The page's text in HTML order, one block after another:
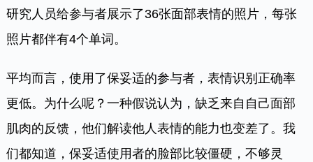
研究人员给参与者展示了36张面部表情的照片，每张
照片都伴有4个单词。
平均而言，使用了保妥适的参与者，表情识别正确率
更低。为什么呢？一种假说认为，缺乏来自自己面部
肌肉的反馈，他们解读他人表情的能力也变差了。我
们都知道，保妥适使用者的脸部比较僵硬，不够灵